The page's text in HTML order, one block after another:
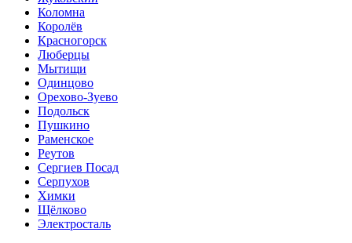
Коломна
Королёв
Красногорск
Люберцы
Мытищи
Одинцово
Орехово-Зуево
Подольск
Пушкино
Раменское
Реутов
Сергиев Посад
Серпухов
Химки
Щёлково
Электросталь